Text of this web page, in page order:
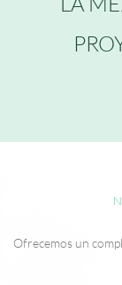
Ofrecemos un